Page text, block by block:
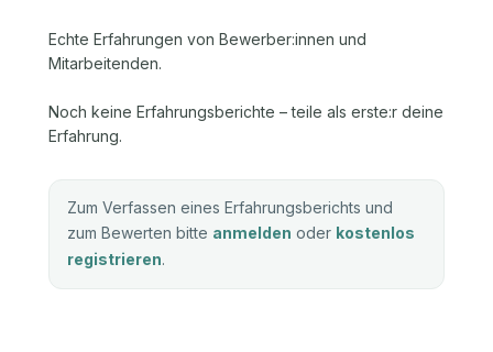
Echte Erfahrungen von Bewerber:innen und
Mitarbeitenden.
Noch keine Erfahrungsberichte – teile als erste:r deine
Erfahrung.
Zum Verfassen eines Erfahrungsberichts und
zum Bewerten bitte anmelden oder kostenlos
registrieren.